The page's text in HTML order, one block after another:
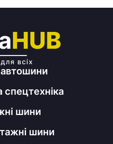
автошини
спецтехніка
шини
шини